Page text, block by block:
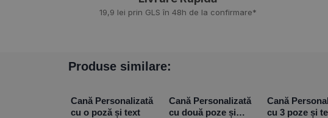
19,9 lei prin GLS în 48h de la confirmare*
Produse similare:
Cană Personalizată
cu o poză și text
Cană Personalizată
cu două poze și
Cană
cu 3 poze și